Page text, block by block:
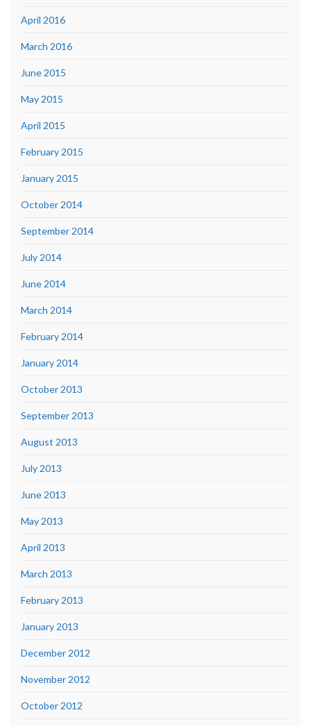
April 2016
March 2016
June 2015
May 2015
April 2015
February 2015
January 2015
October 2014
September 2014
July 2014
June 2014
March 2014
February 2014
January 2014
October 2013
September 2013
August 2013
July 2013
June 2013
May 2013
April 2013
March 2013
February 2013
January 2013
December 2012
November 2012
October 2012